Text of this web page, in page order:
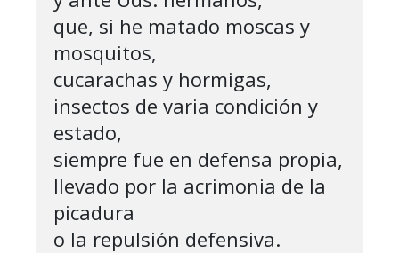
que, si he matado moscas y
mosquitos,
cucarachas y hormigas,
insectos de varia condición y
estado,
siempre fue en defensa propia,
llevado por la acrimonia de la
picadura
o la repulsión defensiva.